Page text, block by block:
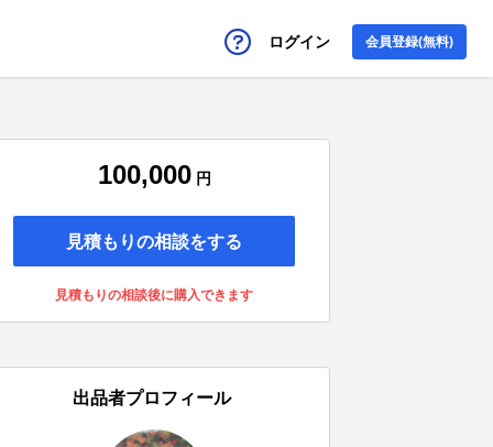
ログイン 会員登録(無料)
100,000 円
見積もりの相談をする
見積もりの相談後に購入できます
出品者プロフィール